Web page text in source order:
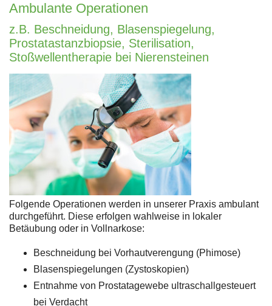
Ambulante Operationen
z.B. Beschneidung, Blasenspiegelung,
Prostatastanzbiopsie, Sterilisation,
Stoßwellentherapie bei Nierensteinen
Folgende Operationen werden in unserer Praxis ambulant
durchgeführt. Diese erfolgen wahlweise in lokaler
Betäubung oder in Vollnarkose:
Beschneidung bei Vorhautverengung (Phimose)
Blasenspiegelungen (Zystoskopien)
Entnahme von Prostatagewebe ultraschallgesteuert
bei Verdacht